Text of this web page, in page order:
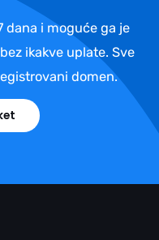
dana i moguće ga je
ikakve uplate. Sve
domen.